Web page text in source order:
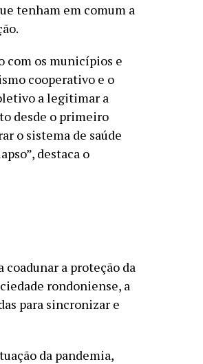
tenham em comum a
com os municípios e
cooperativo e o
a legitimar a
desde o primeiro
o sistema de saúde
destaca o
a proteção da
rondoniense, a
para sincronizar e
da pandemia,